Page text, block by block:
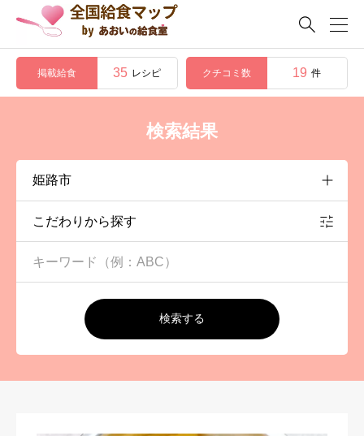

掲載給食 35 レシピ クチコミ数 19 件
検索結果
こだわりから探す
検索する